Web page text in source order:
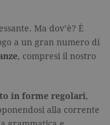
Ma dov’è? È
a un gran numero di
, compresi il nostro
in forme regolari,
alla corrente